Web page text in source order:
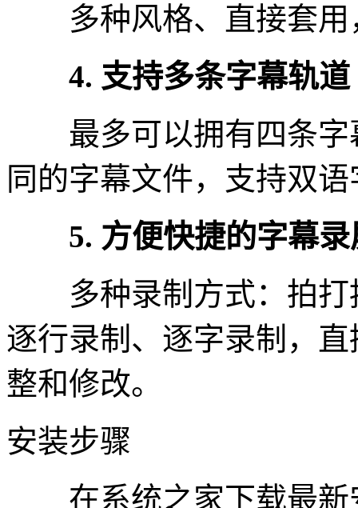
多种风格、直接套用
4. 支持多条字幕轨道
最多可以拥有四条字
同的字幕文件，支持双
5. 方便快捷的字幕录
多种录制方式：拍打
逐行录制、逐字录制，
整和修改。
安装步骤
在系统之家下载最新